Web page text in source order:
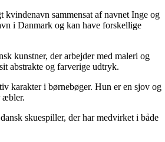
kvindenavn sammensat af navnet Inge og
i Danmark og kan have forskellige
kunstner, der arbejder med maleri og
abstrakte og farverige udtryk.
karakter i børnebøger. Hun er en sjov og
æbler.
skuespiller, der har medvirket i både